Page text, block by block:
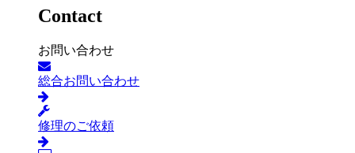
Contact
お問い合わせ
総合お問い合わせ
修理のご依頼